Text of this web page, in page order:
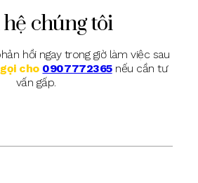
chúng tôi
hồi ngay trong giờ làm việc sau
gọi cho 0907772365nếu cần tư
vấn gấp.